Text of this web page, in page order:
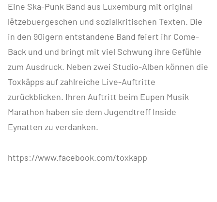
Eine Ska-Punk Band aus Luxemburg mit original
lëtzebuergeschen und sozialkritischen Texten. Die
in den 90igern entstandene Band feiert ihr Come-
Back und und bringt mit viel Schwung ihre Gefühle
zum Ausdruck. Neben zwei Studio-Alben können die
Toxkäpps auf zahlreiche Live-Auftritte
zurückblicken. Ihren Auftritt beim Eupen Musik
Marathon haben sie dem Jugendtreff Inside
Eynatten zu verdanken.
https://www.facebook.com/toxkapp